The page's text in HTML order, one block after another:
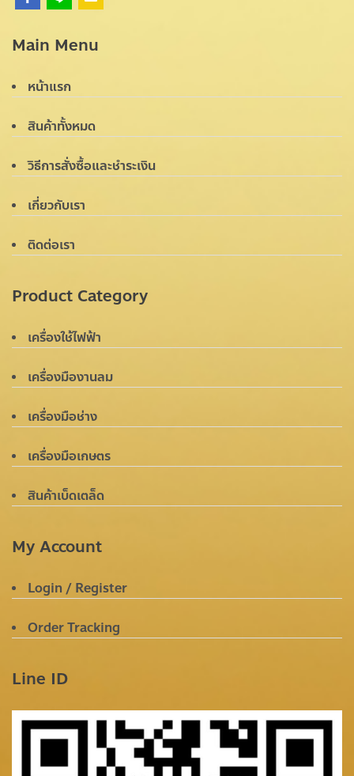
Main Menu
หน้าแรก
สินค้าทั้งหมด
วิธีการสั่งซื้อและชำระเงิน
เกี่ยวกับเรา
ติดต่อเรา
Product Category
เครื่องใช้ไฟฟ้า
เครื่องมืองานลม
เครื่องมือช่าง
เครื่องมือเกษตร
สินค้าเบ็ดเตล็ด
My Account
Login / Register
Order Tracking
Line ID